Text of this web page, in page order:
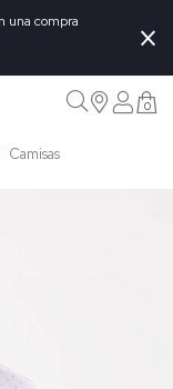
una compra
×
0
Camisas